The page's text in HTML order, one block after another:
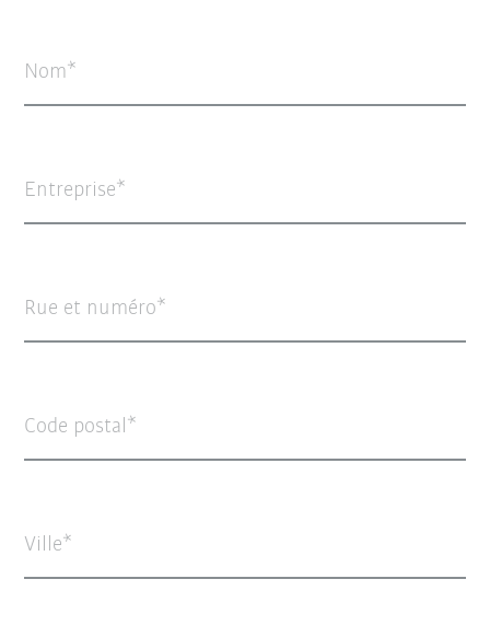
Nom
Entreprise
Rue et numéro
Code postal
Ville